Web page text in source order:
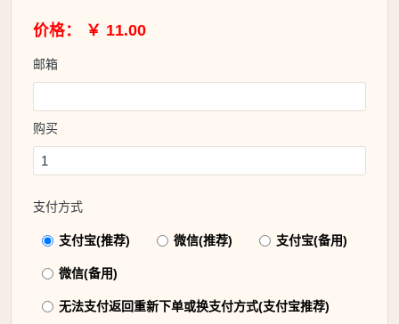
价格： ￥ 11.00
邮箱
购买
支付方式
支付宝(推荐) 微信(推荐) 支付宝(备用)
微信(备用)
无法支付返回重新下单或换支付方式(支付宝推荐)